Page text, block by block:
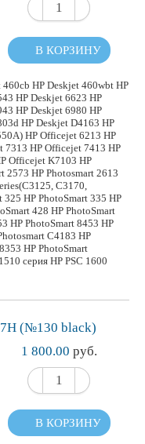
В КОРЗИНУ
HP Deskjet 460wbt HP
HP Deskjet 6623 HP
HP Deskjet 6980 HP
HP Deskjet D4163 HP
HP Officejet 6213 HP
7313 HP Officejet 7413 HP
Officejet K7103 HP
2573 HP Photosmart 2613
C3170,
HP PhotoSmart 335 HP
428 HP PhotoSmart
HP PhotoSmart 8453 HP
C4183 HP
HP PhotoSmart
серия HP PSC 1600
(№130 black)
1 800.00 руб.
В КОРЗИНУ